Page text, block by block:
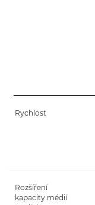
Rychlost
Rozšíření
kapacity médií